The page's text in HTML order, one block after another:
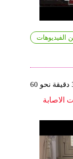
الفيديوهات
الجلسة نصف ساعة أو لساعة كاملة وكلفة أول 30 دقيقة نحو 60
الاصابة